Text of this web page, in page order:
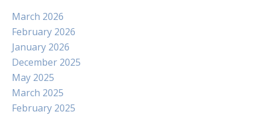
March 2026
February 2026
January 2026
December 2025
May 2025
March 2025
February 2025